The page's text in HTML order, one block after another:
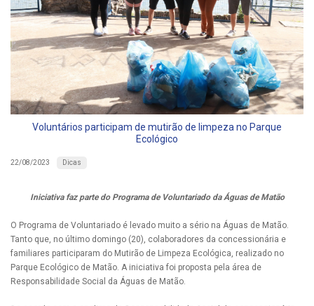
Voluntários participam de mutirão de limpeza no Parque
Ecológico
22/08/2023 Dicas
Iniciativa faz parte do Programa de Voluntariado da Águas de Matão
O Programa de Voluntariado é levado muito a sério na Águas de Matão.
Tanto que, no último domingo (20), colaboradores da concessionária e
familiares participaram do Mutirão de Limpeza Ecológica, realizado no
Parque Ecológico de Matão. A iniciativa foi proposta pela área de
Responsabilidade Social da Águas de Matão.